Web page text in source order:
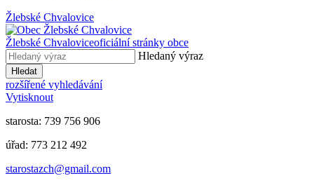
Žlebské Chvalovice
Žlebské Chvaloviceoficiální stránky obce
Hledaný výraz
Hledat
rozšířené vyhledávání
Vytisknout
starosta: 739 756 906
úřad: 773 212 492
​​​​starostazch@gmail.com